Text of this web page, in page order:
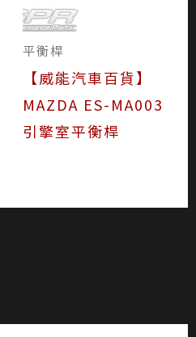
平衡桿
【威能汽車百貨】
MAZDA ES-MA003
引擎室平衡桿